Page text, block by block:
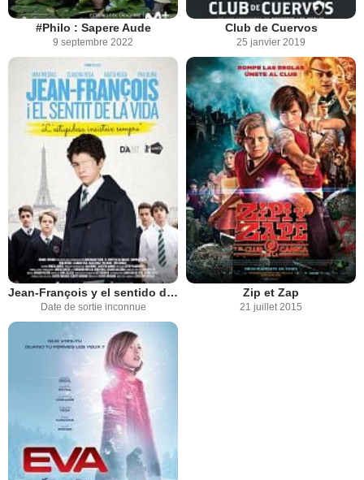
#Philo : Sapere Aude
9 septembre 2022
Club de Cuervos
25 janvier 2019
Jean-François y el sentido de la vida
Date de sortie inconnue
Zip et Zap
21 juillet 2015